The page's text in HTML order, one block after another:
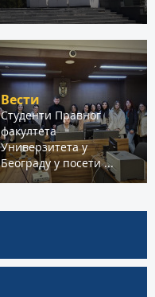
Вести
Студенти Правног
факултета
Универзитета у
Београду у посети ...